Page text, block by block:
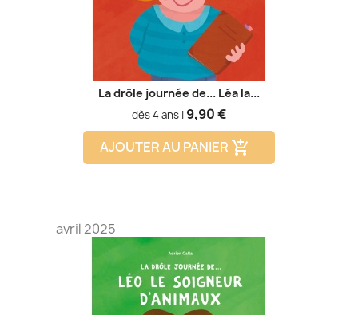
La drôle journée de... Léa la...
dès 4 ans | Prix
9,90 €
AJOUTER AU PANIER add_shopping_cart
avril 2025